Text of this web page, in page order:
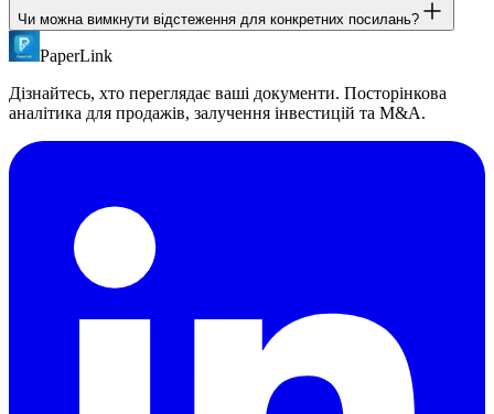
Так. Відстеження PaperLink працює на всіх пристроях і
браузерах, включаючи iOS Safari. Beacon API забезпечує
фіксацію даних навіть при закритті вкладки.
Чи можна вимкнути відстеження для конкретних посилань?
Відстеження завжди активне на всіх посиланнях. Це ключова
звичайний сервіс обміну файлами може підійти краще.
PaperLink
Дізнайтесь, хто переглядає ваші документи. Посторінкова
аналітика для продажів, залучення інвестицій та M&A.